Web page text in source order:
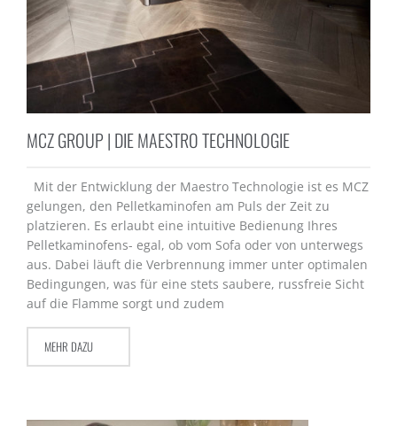
MCZ GROUP | DIE MAESTRO TECHNOLOGIE
Mit der Entwicklung der Maestro Technologie ist es MCZ
gelungen, den Pelletkaminofen am Puls der Zeit zu
platzieren. Es erlaubt eine intuitive Bedienung Ihres
Pelletkaminofens- egal, ob vom Sofa oder von unterwegs
aus. Dabei läuft die Verbrennung immer unter optimalen
Bedingungen, was für eine stets saubere, russfreie Sicht
auf die Flamme sorgt und zudem
MEHR DAZU